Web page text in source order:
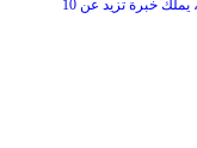
كاتب ومحرر متخصص في الشؤون المالية والاقتصادية، يملك خبرة تزيد عن 10